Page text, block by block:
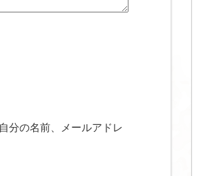
分の名前、メールアドレ